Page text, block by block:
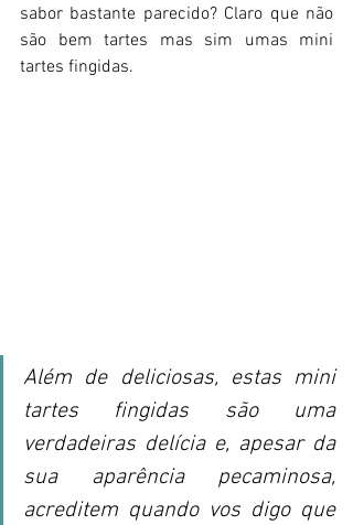
sabor bastante parecido? Claro que não
são bem tartes mas sim umas mini
tartes fingidas.
Além de deliciosas, estas mini
tartes fingidas são uma
verdadeiras delícia e, apesar da
sua aparência pecaminosa,
acreditem quando vos digo que